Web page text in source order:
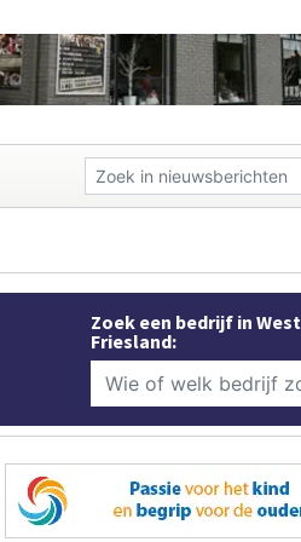
Zoek een bedrijf in West
Friesland: